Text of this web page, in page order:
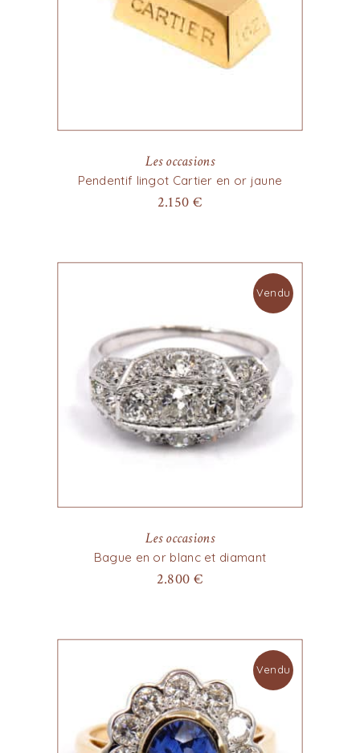
Les occasions
Pendentif lingot Cartier en or jaune
2.150 €
Vendu
Les occasions
Bague en or blanc et diamant
2.800 €
Vendu